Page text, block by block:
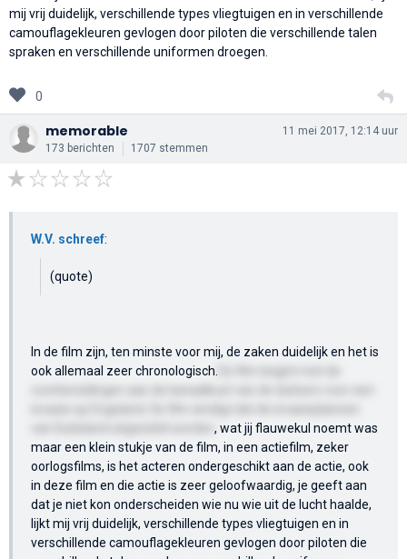
mij vrij duidelijk, verschillende types vliegtuigen en in verschillende
camouflagekleuren gevlogen door piloten die verschillende talen
spraken en verschillende uniformen droegen.
0
memorable
173 berichten 1707 stemmen
11 mei 2017, 12:14 uur
W.V. schreef:
(quote)
In de film zijn, ten minste voor mij, de zaken duidelijk en het is
ook allemaal zeer chronologisch.
, wat jij flauwekul noemt was
maar een klein stukje van de film, in een actiefilm, zeker
oorlogsfilms, is het acteren ondergeschikt aan de actie, ook
in deze film en die actie is zeer geloofwaardig, je geeft aan
dat je niet kon onderscheiden wie nu wie uit de lucht haalde,
lijkt mij vrij duidelijk, verschillende types vliegtuigen en in
verschillende camouflagekleuren gevlogen door piloten die